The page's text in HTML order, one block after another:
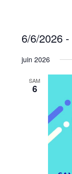
6/6/2026 -
une
date.
juin 2026
SAM
6